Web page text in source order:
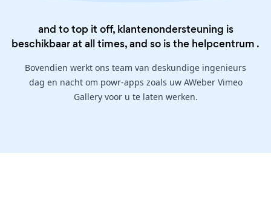
and to top it off, klantenondersteuning is
beschikbaar at all times, and so is the helpcentrum .
Bovendien werkt ons team van deskundige ingenieurs
dag en nacht om powr-apps zoals uw AWeber Vimeo
Gallery voor u te laten werken.